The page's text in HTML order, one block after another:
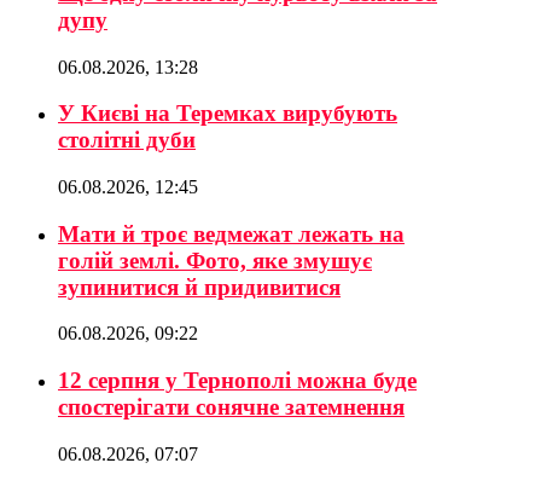
дупу
06.08.2026, 13:28
У Києві на Теремках вирубують
столітні дуби
06.08.2026, 12:45
Мати й троє ведмежат лежать на
голій землі. Фото, яке змушує
зупинитися й придивитися
06.08.2026, 09:22
12 серпня у Тернополі можна буде
спостерігати сонячне затемнення
06.08.2026, 07:07